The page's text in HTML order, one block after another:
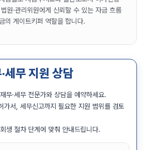
원·관리위원에게 신뢰할 수 있는 자금 흐름
의 게이트키퍼 역할을 합니다.
세무 지원 상담
무·세무 전문가와 상담을 예약하세요.
가서, 세무신고까지 필요한 지원 범위를 검토
생 절차 단계에 맞춰 안내드립니다.